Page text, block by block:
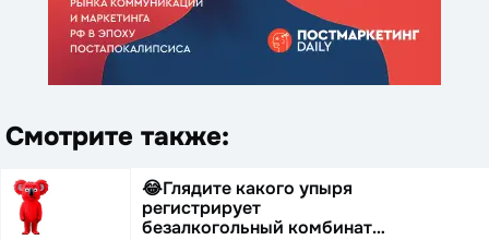
Смотрите также:
😂Глядите какого упыря
регистрирует
безалкогольный комбинат…